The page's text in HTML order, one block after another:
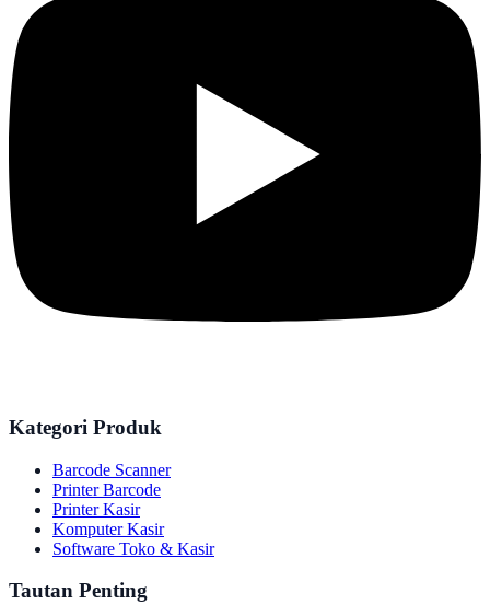
Kategori Produk
Barcode Scanner
Printer Barcode
Printer Kasir
Komputer Kasir
Software Toko & Kasir
Tautan Penting